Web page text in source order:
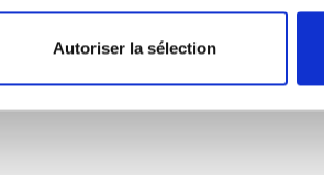
Autoriser la sélection